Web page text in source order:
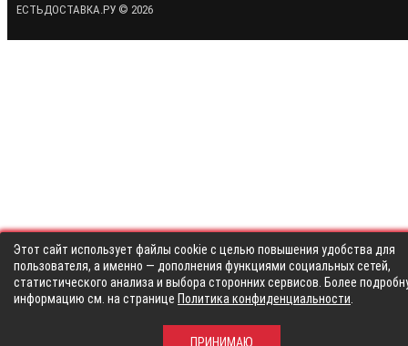
ЕСТЬДОСТАВКА.РУ © 2026
Этот сайт использует файлы cookie с целью повышения удобства для
пользователя, а именно — дополнения функциями социальных сетей,
статистического анализа и выбора сторонних сервисов. Более
информацию см. на странице Политика конфиденциальности
ПРИНИМАЮ